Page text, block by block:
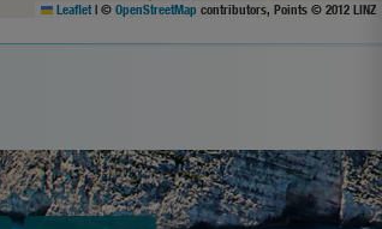
Leaflet | © OpenStreetMap contributors, Points © 2012 LINZ